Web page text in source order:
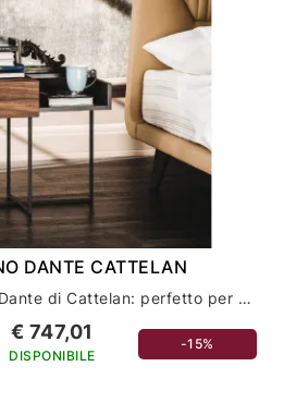
DANTE CATTELAN
Scopri il comodino Dante di Cattelan: perfetto per arredare la tua casa con stile ed eleganza
€ 747,01
DISPONIBILE
-15%